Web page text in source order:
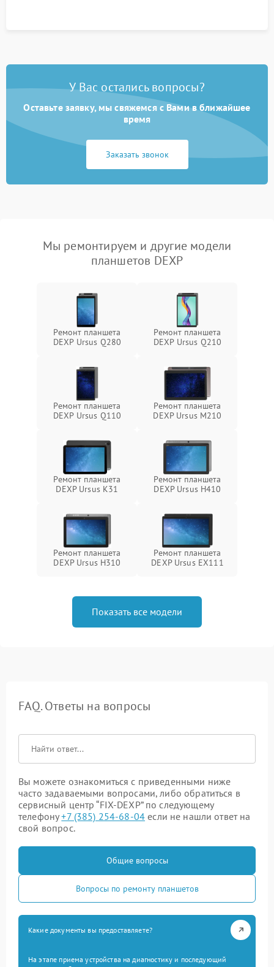
У Вас остались вопросы?
Оставьте заявку, мы свяжемся с Вами в ближайшее
время
Заказать звонок
Мы ремонтируем и другие модели
планшетов DEXP
Ремонт планшета
DEXP Ursus Q280
Ремонт планшета
DEXP Ursus Q210
Ремонт планшета
DEXP Ursus Q110
Ремонт планшета
DEXP Ursus M210
Ремонт планшета
DEXP Ursus K31
Ремонт планшета
DEXP Ursus H410
Ремонт планшета
DEXP Ursus H310
Ремонт планшета
DEXP Ursus EX111
Показать все модели
FAQ. Ответы на вопросы
Вы можете ознакомиться с приведенными ниже
часто задаваемыми вопросами, либо обратиться в
сервисный центр “FIX-DEXP” по следующему
телефону+7 (385) 254-68-04 если не нашли ответ на
свой вопрос.
Общие вопросы
Вопросы по ремонту планшетов
Какие документы вы предоставляете?
На этапе приема устройства на диагностику и последующий